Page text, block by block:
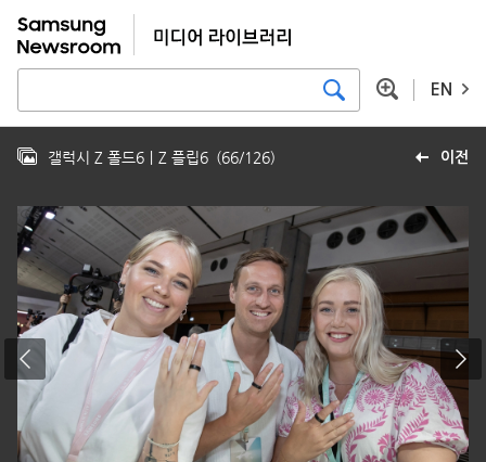
EN
이전
갤럭시 Z 폴드6｜Z 플립6 (66/126)